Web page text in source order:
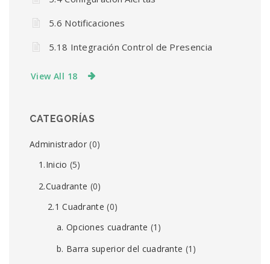
5.6 Notificaciones
5.18 Integración Control de Presencia
View All 18
CATEGORÍAS
Administrador(0)
1.Inicio (5)
2.Cuadrante (0)
2.1 Cuadrante (0)
a. Opciones cuadrante (1)
b. Barra superior del cuadrante (1)